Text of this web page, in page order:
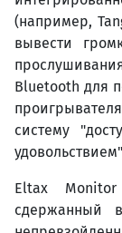
(например,
вывести
Bluetooth для
систему
Eltax
сдержанный